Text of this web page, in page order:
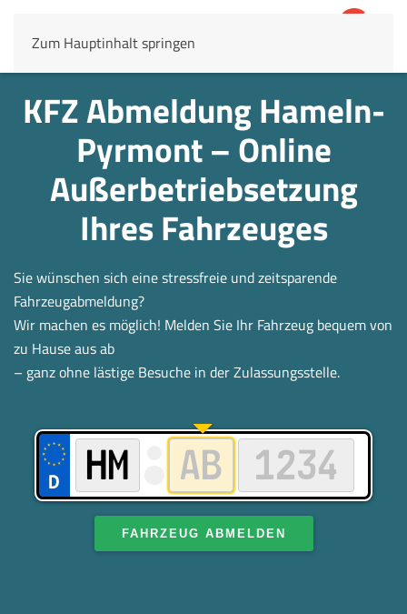
Zum Hauptinhalt springen
KFZ Abmeldung Hameln-
Pyrmont – Online
Außerbetrieb­setzung
Ihres Fahrzeuges
Sie wünschen sich eine stressfreie und zeitsparende
Fahrzeugabmeldung?
Wir machen es möglich! Melden Sie Ihr Fahrzeug bequem von
zu Hause aus ab
– ganz ohne lästige Besuche in der Zulassungsstelle.
FAHRZEUG ABMELDEN